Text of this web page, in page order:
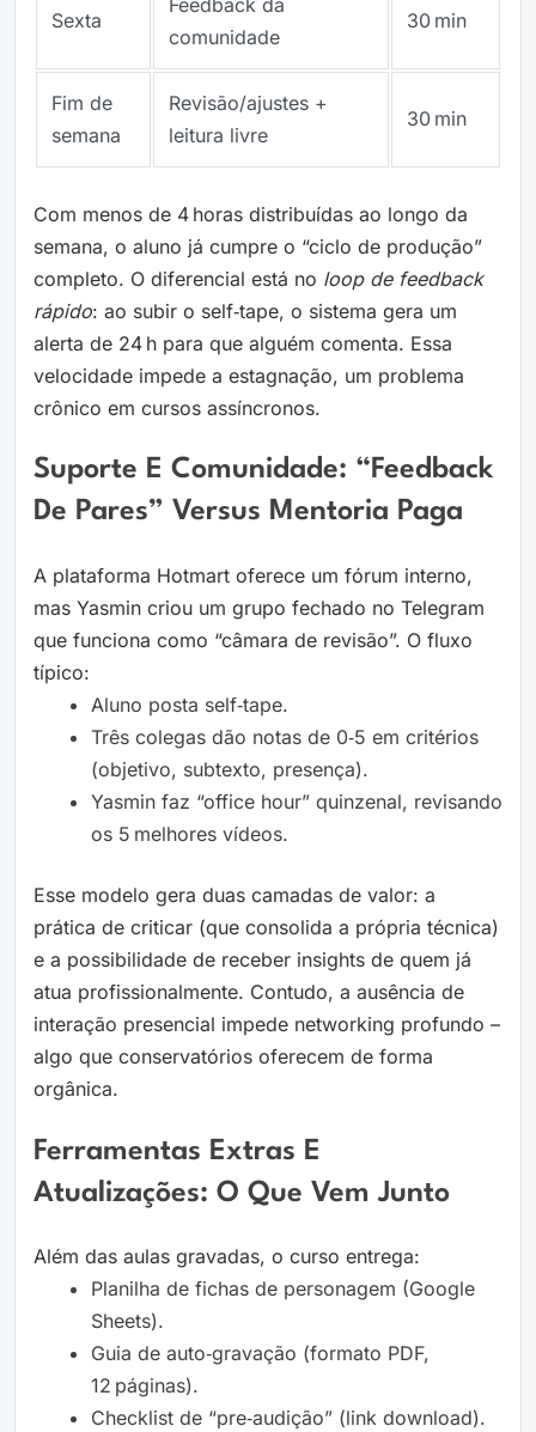
Sexta
comunidade
30 min
Fim de
semana
Revisão/ajustes +
leitura livre
30 min
Com menos de 4 horas distribuídas ao longo da
semana, o aluno já cumpre o “ciclo de produção”
completo. O diferencial está no loop de feedback
rápido: ao subir o self‑tape, o sistema gera um
alerta de 24 h para que alguém comenta. Essa
velocidade impede a estagnação, um problema
crônico em cursos assíncronos.
Suporte E Comunidade: “feedback
De Pares” Versus Mentoria Paga
A plataforma Hotmart oferece um fórum interno,
mas Yasmin criou um grupo fechado no Telegram
que funciona como “câmara de revisão”. O fluxo
típico:
Aluno posta self‑tape.
Três colegas dão notas de 0‑5 em critérios
(objetivo, subtexto, presença).
Yasmin faz “office hour” quinzenal, revisando
os 5 melhores vídeos.
Esse modelo gera duas camadas de valor: a
prática de criticar (que consolida a própria técnica)
e a possibilidade de receber insights de quem já
atua profissionalmente. Contudo, a ausência de
interação presencial impede networking profundo –
algo que conservatórios oferecem de forma
orgânica.
Ferramentas Extras E
Atualizações: O Que Vem Junto
Além das aulas gravadas, o curso entrega:
Planilha de fichas de personagem (Google
Sheets).
Guia de auto‑gravação (formato PDF,
12 páginas).
Checklist de “pre‑audição” (link download).